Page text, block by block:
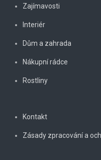
Zajímavosti
Interiér
Dům a zahrada
Nákupní rádce
Rostliny
Kontakt
Zásady zpracování a